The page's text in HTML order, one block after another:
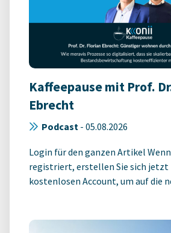
Kaffeepause mit Prof.
Ebrecht
Podcast - 05.08.2026
Login für den ganzen Artikel
registriert, erstellen Sie sich jetzt
kostenlosen Account, um auf die